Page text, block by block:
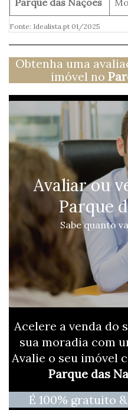
Parque das Nações
Fonte: Idealista.pt 01/2025
Obtenha uma
imóvel no
Avaliar ou
Parque
Sabe quanto
Acelere a venda do
sua moradia com
Avalie o seu imóvel
Parque das
É 100% gratuito